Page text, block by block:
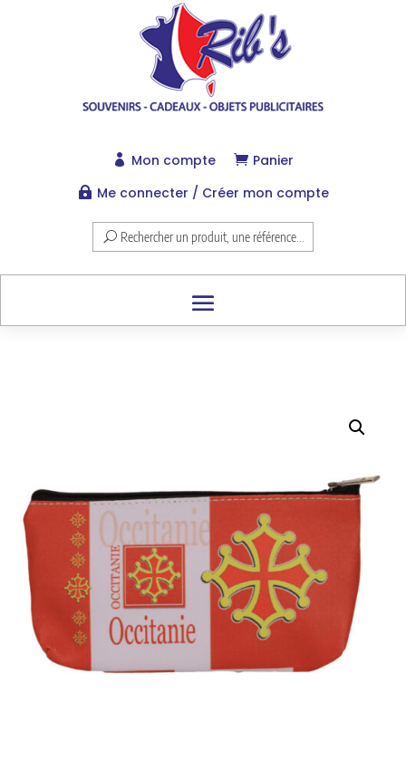
 Mon compte  Panier
 Me connecter / Créer mon compte
Rechercher un produit, une référence...